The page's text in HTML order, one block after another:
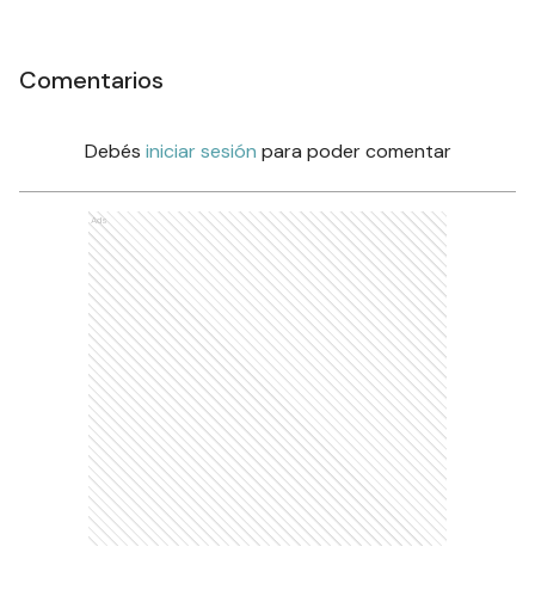
Comentarios
Debés iniciar sesión para poder comentar
Ads